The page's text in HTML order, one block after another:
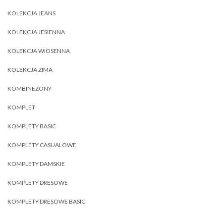
KOLEKCJA JEANS
KOLEKCJA JESIENNA
KOLEKCJA WIOSENNA
KOLEKCJA ZIMA
KOMBINEZONY
KOMPLET
KOMPLETY BASIC
KOMPLETY CASUALOWE
KOMPLETY DAMSKIE
KOMPLETY DRESOWE
KOMPLETY DRESOWE BASIC